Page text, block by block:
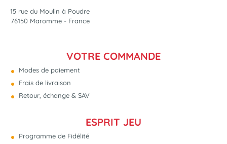
15 rue du Moulin à Poudre
76150 Maromme - France
VOTRE COMMANDE
Modes de paiement
Frais de livraison
Retour, échange & SAV
ESPRIT JEU
Programme de Fidélité